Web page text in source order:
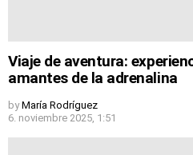
Viaje de aventura:
amantes de la adrenalina
by María Rodríguez
6. noviembre 2025, 1:51